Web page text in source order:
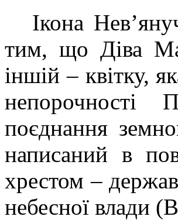
Ікона
тим, що Діва
іншій – квітку,
непорочності
поєднання
написаний в
хрестом –
небесної влади